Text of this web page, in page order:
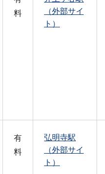
料
（外部サイ
ト）
有
料
弘明寺駅
（外部サイ
ト）